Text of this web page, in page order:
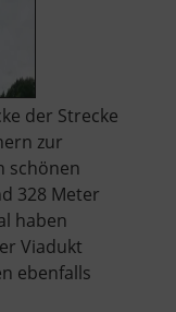
der Strecke
zur
schönen
328 Meter
haben
Viadukt
ebenfalls